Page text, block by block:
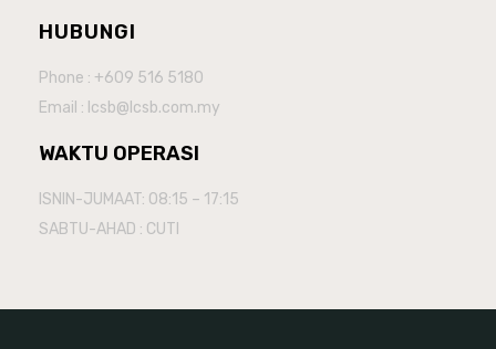
HUBUNGI
Phone : +609 516 5180
Email : lcsb@lcsb.com.my
WAKTU OPERASI
ISNIN-JUMAAT: 08:15 – 17:15
SABTU-AHAD : CUTI